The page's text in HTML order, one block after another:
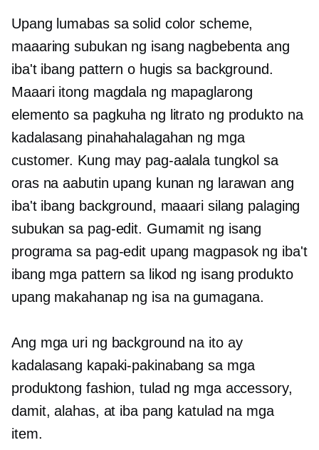
Upang lumabas sa solid color scheme,
maaaring subukan ng isang nagbebenta ang
iba't ibang pattern o hugis sa background.
Maaari itong magdala ng mapaglarong
elemento sa pagkuha ng litrato ng produkto na
kadalasang pinahahalagahan ng mga
customer. Kung may pag-aalala tungkol sa
oras na aabutin upang kunan ng larawan ang
iba't ibang background, maaari silang palaging
subukan sa pag-edit. Gumamit ng isang
programa sa pag-edit upang magpasok ng iba't
ibang mga pattern sa likod ng isang produkto
upang makahanap ng isa na gumagana.
Ang mga uri ng background na ito ay
kadalasang kapaki-pakinabang sa mga
produktong fashion, tulad ng mga accessory,
damit, alahas, at iba pang katulad na mga
item.